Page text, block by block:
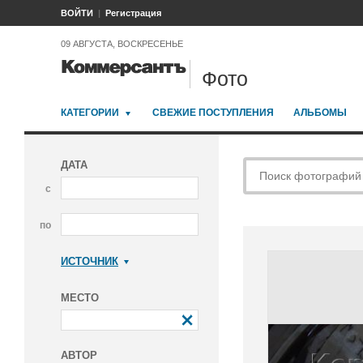
ВОЙТИ Регистрация
09 АВГУСТА, ВОСКРЕСЕНЬЕ
Фото
КАТЕГОРИИ СВЕЖИЕ ПОСТУПЛЕНИЯ АЛЬБОМЫ
ДАТА
с
по
ИСТОЧНИК
МЕСТО
АВТОР